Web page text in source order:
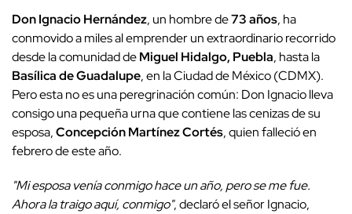
Don Ignacio Hernández, un hombre de73 años, ha
conmovido a miles al emprender un extraordinario recorrido
desde la comunidad deMiguel Hidalgo, Puebla, hasta la
Basílica de Guadalupe, en la Ciudad de México (CDMX).
Pero esta no es una peregrinación común: Don Ignacio lleva
consigo una pequeña urna que contiene las cenizas de su
esposa,Concepción Martínez Cortés, quien falleció en
febrero de este año.
"Mi esposa venía conmigo hace un año, pero se me fue.
Ahora la traigo aquí, conmigo", declaró el señor Ignacio,